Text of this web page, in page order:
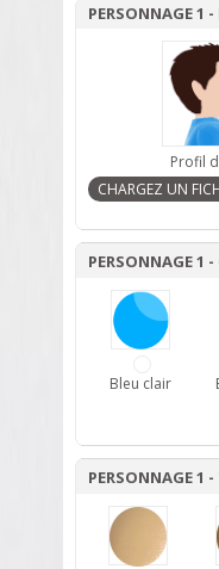
PERSONNAGE 1
Profil
PERSONNAGE 1
Bleu clair
PERSONNAGE 1